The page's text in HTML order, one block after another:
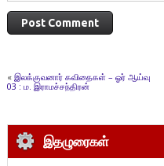
« இலக்குவனார் கவிதைகள் – ஓர் ஆய்வு
03 : ம. இராமச்சந்திரன்
இதழுரைகள்